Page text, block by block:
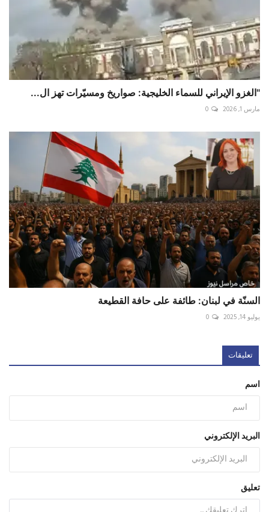
"الغزو الإيراني للسماء الخليجية: صواريخ ومسيّرات تهز ال...
مارس 1, 2026 0
السنّة في لبنان: طائفة على حافة القطيعة
يوليو 14, 2025 0
تعليقات
اسم
البريد الإلكتروني
تعليق